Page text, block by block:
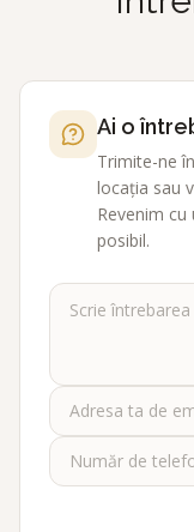
Ai o
Trimite-ne
locația sau
Revenim
posibil.